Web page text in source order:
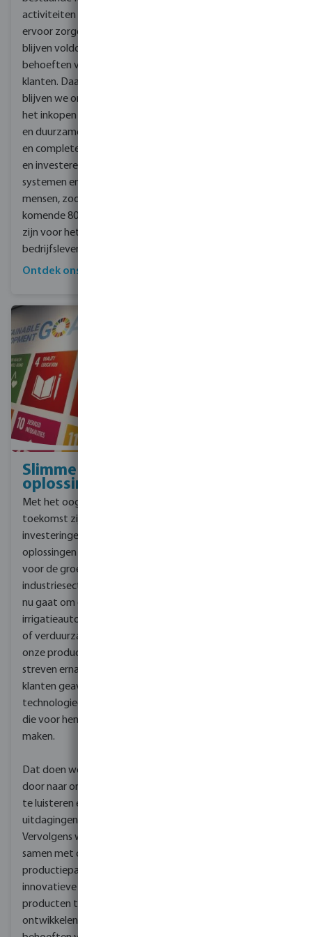
activiteiten aanvullen en
ervoor zorgen dat we
blijven voldoen aan de
behoeften van onze
klanten. Daarnaast
blijven we ons richten op
het inkopen van nieuwe
en duurzame producten
en complete oplossingen,
en investeren we in onze
systemen en onze
mensen, zodat we de
komende 80 jaar klaar
zijn voor het
bedrijfsleven!
Ontdek ons assortiment
Slimme
oplossingen
Met het oog op de
toekomst zijn
investeringen in slimme
oplossingen essentieel
voor de groei van onze
industriesectoren. Of het
nu gaat om de nieuwste
irrigatieautomatisering
of verduurzamen van
onze producten, wij
streven ernaar onze
klanten geavanceerde
technologieën te bieden
die voor hen het verschil
maken.
Dat doen we onder meer
door naar onze klanten
te luisteren en hun
uitdagingen te begrijpen.
Vervolgens werken wij
samen met onze
productiepartners om
innovatieve nieuwe
producten te
ontwikkelen die aan hun